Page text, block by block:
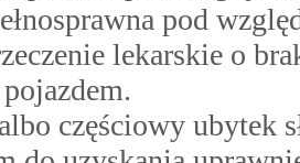
pod
lekarskie o
częściowy ubytek